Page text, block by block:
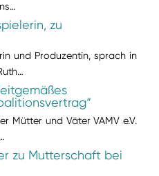
zu
und Produzentin, sprach in
Mütter und Väter VAMV e.V.
zu Mutterschaft bei